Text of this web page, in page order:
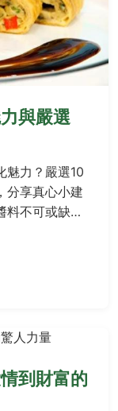
與嚴選
魅力？嚴選10
分享真心小建
料不可或缺，
到財富的